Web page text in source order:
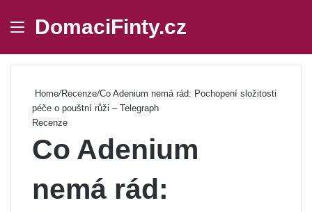
Menu
DomaciFinty.cz
Home/Recenze/Co Adenium nemá rád: Pochopení složitosti
péče o pouštní růži – Telegraph
Recenze
Co Adenium
nemá rád: